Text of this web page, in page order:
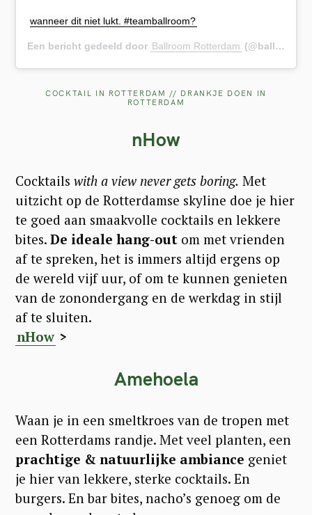
wanneer dit niet lukt. #teamballroom?
Een bericht gedeeld door Ballroom Rotterdam (@ballroomrdam) op
COCKTAIL IN ROTTERDAM // DRANKJE DOEN IN
ROTTERDAM
nHow
Cocktails with a view never gets boring. Met
uitzicht op de Rotterdamse skyline doe je hier
te goed aan smaakvolle cocktails en lekkere
bites. De ideale hang-out om met vrienden
af te spreken, het is immers altijd ergens op
de wereld vijf uur, of om te kunnen genieten
van de zonondergang en de werkdag in stijl
af te sluiten.
nHow >
Amehoela
Waan je in een smeltkroes van de tropen met
een Rotterdams randje. Met veel planten, een
prachtige & natuurlijke ambiance geniet
je hier van lekkere, sterke cocktails. En
burgers. En bar bites, nacho’s genoeg om de